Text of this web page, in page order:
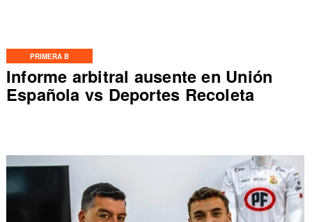
PRIMERA B
Informe arbitral ausente en Unión
Española vs Deportes Recoleta